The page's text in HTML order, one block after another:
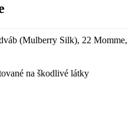
(Mulberry Silk), 22 Momme,
na škodlivé látky